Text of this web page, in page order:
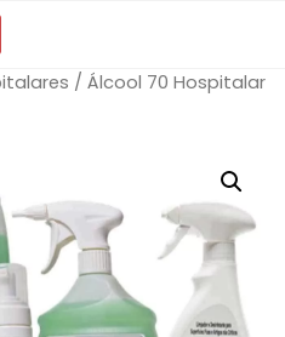
/ Álcool 70 Hospitalar